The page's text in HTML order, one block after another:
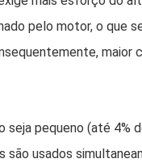
pelo motor, o que
maior
seja pequeno (até 4%
são usados